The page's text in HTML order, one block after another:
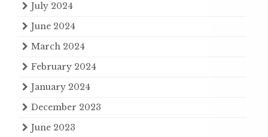
July 2024
June 2024
March 2024
February 2024
January 2024
December 2023
June 2023